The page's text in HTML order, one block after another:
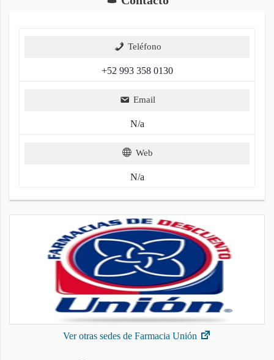
Teléfono
+52 993 358 0130
Email
N/a
Web
N/a
Ver otras sedes de Farmacia Unión